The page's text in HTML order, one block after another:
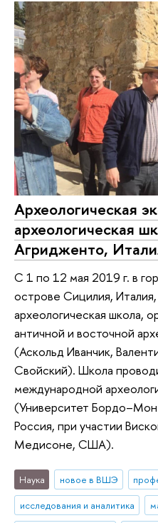
Археологическая
археологическая
Агридженто,
С 1 по 12 мая 2019 г. в
острове Сицилия,
археологическая школа,
античной и восточной
(Аскольд Иванчик,
Свойский). Школа
международной
(Университет
Россия, при участии
Медисоне, США).
Наука новое в ВШЭ
исследования и аналитика